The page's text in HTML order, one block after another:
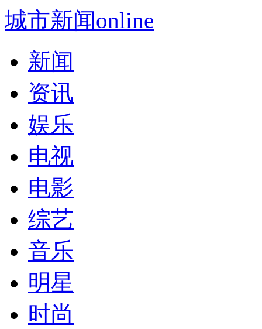
城市新闻online
新闻
资讯
娱乐
电视
电影
综艺
音乐
明星
时尚